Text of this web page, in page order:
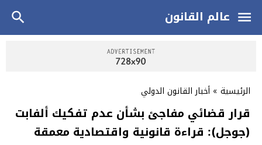
عالم القانون
الرئيسية » أخبار القانون الدولي
قرار قضائي مفاجئ بشأن عدم تفكيك ألفابت
(جوجل): قراءة قانونية واقتصادية معمقة